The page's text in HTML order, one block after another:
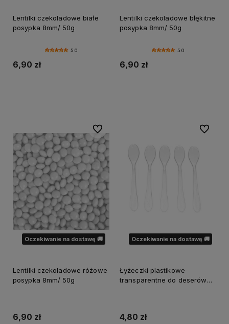
Lentilki czekoladowe białe
posypka 8mm/ 50g
5.0
6,90 zł
Lentilki czekoladowe błękitne
posypka 8mm/ 50g
5.0
6,90 zł
Oczekiwanie na dostawę 🚚
Lentilki czekoladowe różowe
posypka 8mm/ 50g
6,90 zł
Do ulubionych
Oczekiwanie na dostawę 🚚
Łyżeczki plastikowe
transparentne do deserów
4,80 zł
Do